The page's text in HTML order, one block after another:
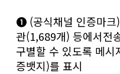
❶ (공식채널 인증마크
관(1,689개) 등에서전
구별할 수 있도록 메시
증뱃지)를 표시